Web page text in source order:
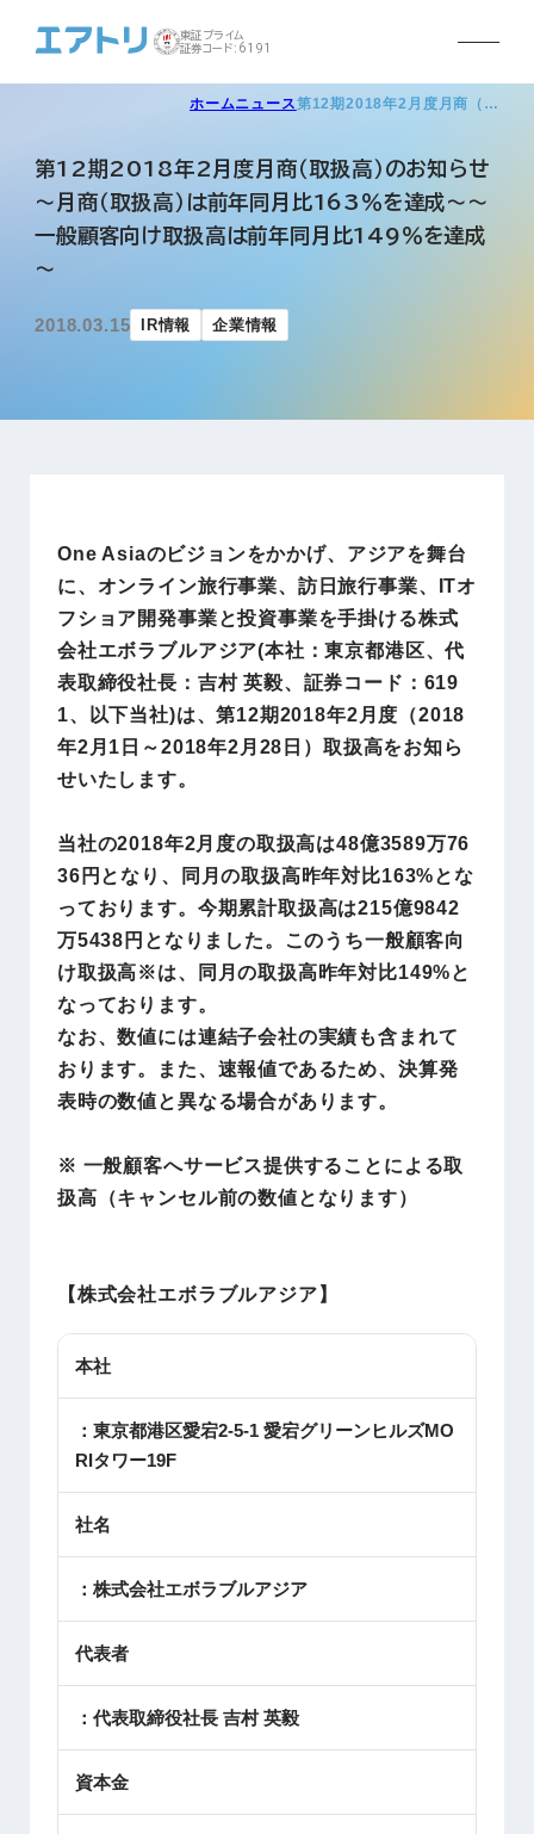
東証プライム
証券コード:6191
ホームニュース第12期2018年2月度月商（…
第12期2018年2月度月商（取扱高）のお知らせ
～月商（取扱高）は前年同月比163％を達成～～
一般顧客向け取扱高は前年同月比149％を達成
～
2018.03.15 IR情報 企業情報
One Asiaのビジョンをかかげ、アジアを舞台
に、オンライン旅行事業、訪日旅行事業、ITオ
フショア開発事業と投資事業を手掛ける株式
会社エボラブルアジア(本社：東京都港区、代
表取締役社長：吉村 英毅、証券コード：619
1、以下当社)は、第12期2018年2月度（2018
年2月1日～2018年2月28日）取扱高をお知ら
せいたします。
当社の2018年2月度の取扱高は48億3589万76
36円となり、同月の取扱高昨年対比163%とな
っております。今期累計取扱高は215億9842
万5438円となりました。このうち一般顧客向
け取扱高※は、同月の取扱高昨年対比149%と
なっております。
なお、数値には連結子会社の実績も含まれて
おります。また、速報値であるため、決算発
表時の数値と異なる場合があります。
※ 一般顧客へサービス提供することによる取
扱高（キャンセル前の数値となります）
【株式会社エボラブルアジア】
本社
：東京都港区愛宕2-5-1 愛宕グリーンヒルズMO
RIタワー19F
社名
：株式会社エボラブルアジア
代表者
：代表取締役社長 吉村 英毅
資本金